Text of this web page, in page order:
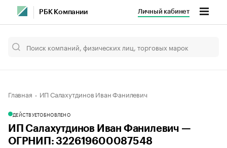
РБК Компании Личный кабинет
Главная ИП Салахутдинов Иван Фанилевич
ДЕЙСТВУЕТОБНОВЛЕНО
ИП Салахутдинов Иван Фанилевич —
ОГРНИП: 322619600087548